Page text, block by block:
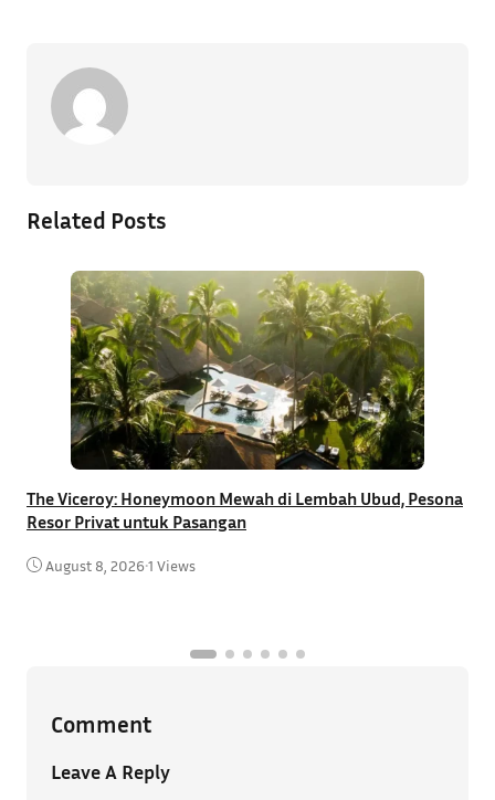
Related Posts
The Viceroy: Honeymoon Mewah di Lembah Ubud, Pesona
Resor Privat untuk Pasangan
August 8, 2026•1 Views
Comment
Leave A Reply